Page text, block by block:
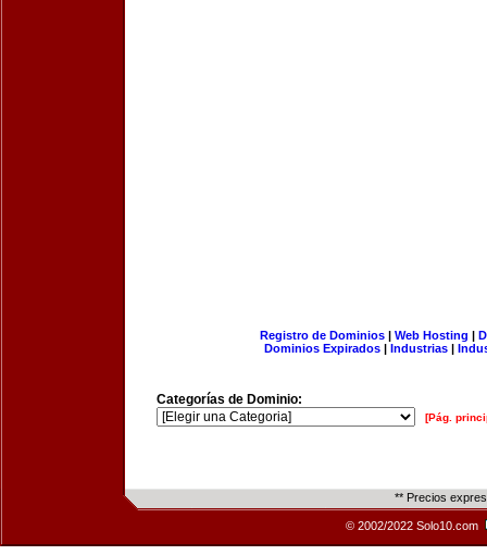
Registro de Dominios| Web Hosting |
Dominios Expirados | Industrias |
Categorías de Dominio:
[Pág.
** Precios
© 2002/2022 Solo10.com